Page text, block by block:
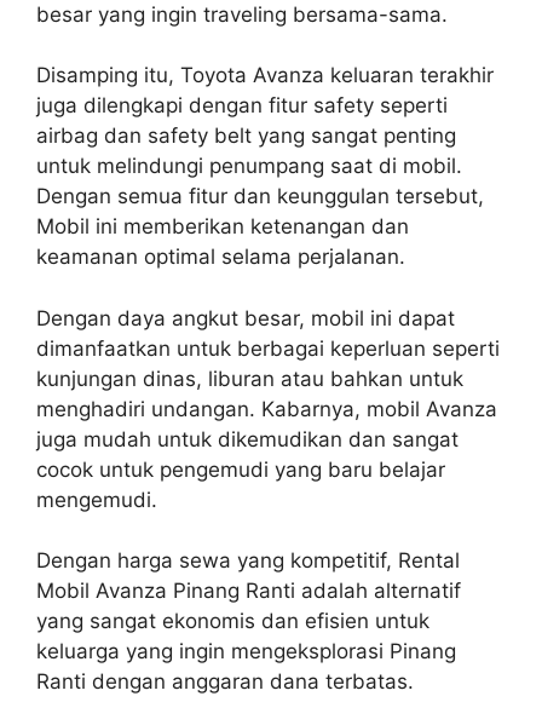
besar yang ingin traveling bersama-sama.
Disamping itu, Toyota Avanza keluaran terakhir
juga dilengkapi dengan fitur safety seperti
airbag dan safety belt yang sangat penting
untuk melindungi penumpang saat di mobil.
Dengan semua fitur dan keunggulan tersebut,
Mobil ini memberikan ketenangan dan
keamanan optimal selama perjalanan.
Dengan daya angkut besar, mobil ini dapat
dimanfaatkan untuk berbagai keperluan seperti
kunjungan dinas, liburan atau bahkan untuk
menghadiri undangan. Kabarnya, mobil Avanza
juga mudah untuk dikemudikan dan sangat
cocok untuk pengemudi yang baru belajar
mengemudi.
Dengan harga sewa yang kompetitif, Rental
Mobil Avanza Pinang Ranti adalah alternatif
yang sangat ekonomis dan efisien untuk
keluarga yang ingin mengeksplorasi Pinang
Ranti dengan anggaran dana terbatas.